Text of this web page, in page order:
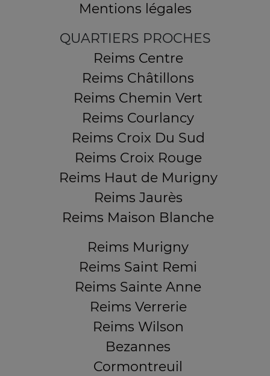
Mentions légales
QUARTIERS PROCHES
Reims Centre
Reims Châtillons
Reims Chemin Vert
Reims Courlancy
Reims Croix Du Sud
Reims Croix Rouge
Reims Haut de Murigny
Reims Jaurès
Reims Maison Blanche
Reims Murigny
Reims Saint Remi
Reims Sainte Anne
Reims Verrerie
Reims Wilson
Bezannes
Cormontreuil